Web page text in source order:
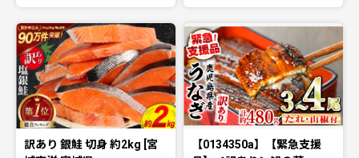
訳あり 銀鮭 切身 約2kg [宮
【0134350a】【緊急支援